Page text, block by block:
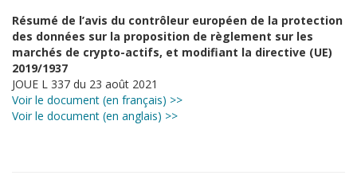
Résumé de l’avis du contrôleur européen de la protection
des données sur la proposition de règlement sur les
marchés de crypto-actifs, et modifiant la directive (UE)
2019/1937
JOUE L 337 du 23 août 2021
Voir le document (en français) >>
Voir le document (en anglais) >>